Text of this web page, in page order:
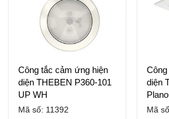
Công tắc cảm ứng hiện
diện THEBEN P360-101
UP WH
Mã số: 11392
diện
Mã